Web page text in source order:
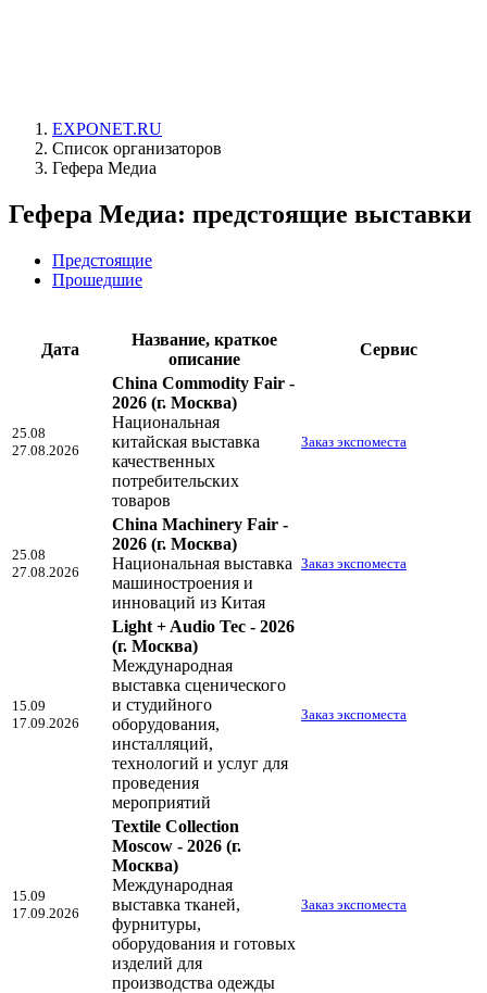
EXPONET.RU
Список организаторов
Гефера Медиа
Гефера Медиа: предстоящие выставки
Предстоящие
Прошедшие
Дата
Название, краткое
описание
Сервис
25.08
27.08.2026
China Commodity Fair -
2026 (г. Москва)
Национальная
китайская выставка
качественных
потребительских
товаров
Заказ экспоместа
25.08
27.08.2026
China Machinery Fair -
2026 (г. Москва)
Национальная выставка
машиностроения и
инноваций из Китая
Заказ экспоместа
15.09
17.09.2026
Light + Audio Tec - 2026
(г. Москва)
Международная
выставка сценического
и студийного
оборудования,
инсталляций,
технологий и услуг для
проведения
мероприятий
Заказ экспоместа
15.09
17.09.2026
Textile Collection
Moscow - 2026 (г.
Москва)
Международная
выставка тканей,
фурнитуры,
оборудования и готовых
изделий для
производства одежды
Заказ экспоместа